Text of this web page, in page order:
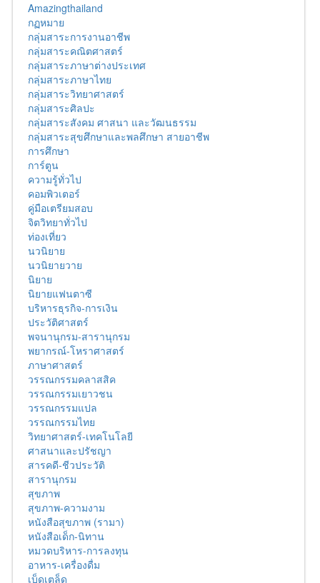
Amazingthailand
กฏหมาย
กลุ่มสาระการงานอาชีพ
กลุ่มสาระคณิตศาสตร์
กลุ่มสาระภาษาต่างประเทศ
กลุ่มสาระภาษาไทย
กลุ่มสาระวิทยาศาสตร์
กลุ่มสาระศิลปะ
กลุ่มสาระสังคม ศาสนา และวัฒนธรรม
กลุ่มสาระสุขศึกษาและพลศึกษา สายอาชีพ
การศึกษา
การ์ตูน
ความรู้ทั่วไป
คอมพิวเตอร์
คู่มือเตรียมสอบ
จิตวิทยาทั่วไป
ท่องเที่ยว
นวนิยาย
นวนิยายวาย
นิยาย
นิยายแฟนตาซี
บริหารธุรกิจ-การเงิน
ประวัติศาสตร์
พจนานุกรม-สารานุกรม
พยากรณ์-โหราศาสตร์
ภาษาศาสตร์
วรรณกรรมคลาสสิค
วรรณกรรมเยาวชน
วรรณกรรมแปล
วรรณกรรมไทย
วิทยาศาสตร์-เทคโนโลยี
ศาสนาและปรัชญา
สารคดี-ชีวประวัติ
สารานุกรม
สุขภาพ
สุขภาพ-ความงาม
หนังสือสุขภาพ (รามา)
หนังสือเด็ก-นิทาน
หมวดบริหาร-การลงทุน
อาหาร-เครื่องดื่ม
เบ็ดเตล็ด